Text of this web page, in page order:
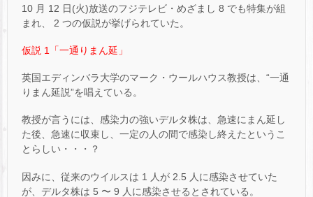
10 月 12 日(火)放送のフジテレビ・めざまし 8 でも特集が組
まれ、 2 つの仮説が挙げられていた。
仮説 1「一通りまん延」
英国エディンバラ大学のマーク・ウールハウス教授は、“一通
りまん延説”を唱えている。
教授が言うには、感染力の強いデルタ株は、急速にまん延し
た後、急速に収束し、一定の人の間で感染し終えたというこ
とらしい・・・？
因みに、従来のウイルスは 1 人が 2.5 人に感染させていた
が、デルタ株は 5 〜 9 人に感染させるとされている。